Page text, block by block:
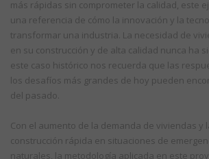
más rápidas sin comprometer la calidad, este
una referencia de cómo la innovación y la
transformar una industria. La necesidad de
en su construcción y de alta calidad nunca ha
este caso histórico nos recuerda que las
los desafíos más grandes de hoy pueden
del pasado.
Con el aumento de la demanda de viviendas y
construcción rápida en situaciones de
naturales, la metodología aplicada en este